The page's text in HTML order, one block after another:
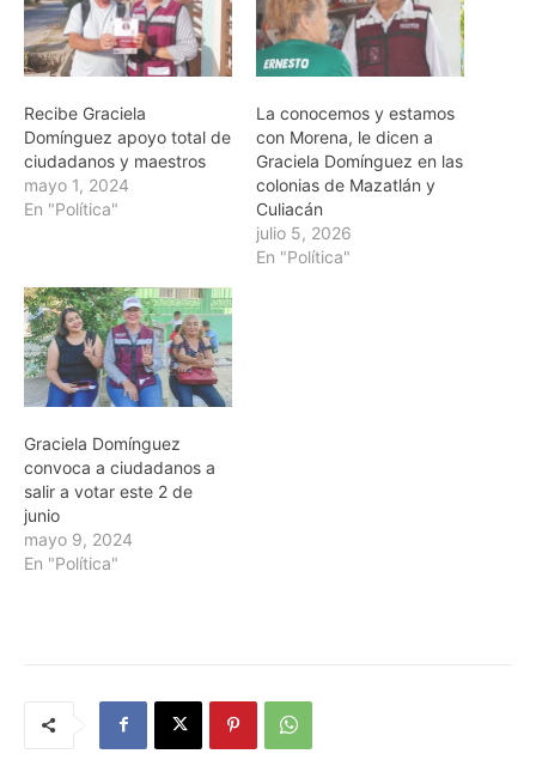
Recibe Graciela
Domínguez apoyo total de
ciudadanos y maestros
mayo 1, 2024
En "Política"
La conocemos y estamos
con Morena, le dicen a
Graciela Domínguez en las
colonias de Mazatlán y
Culiacán
julio 5, 2026
En "Política"
Graciela Domínguez
convoca a ciudadanos a
salir a votar este 2 de
junio
mayo 9, 2024
En "Política"